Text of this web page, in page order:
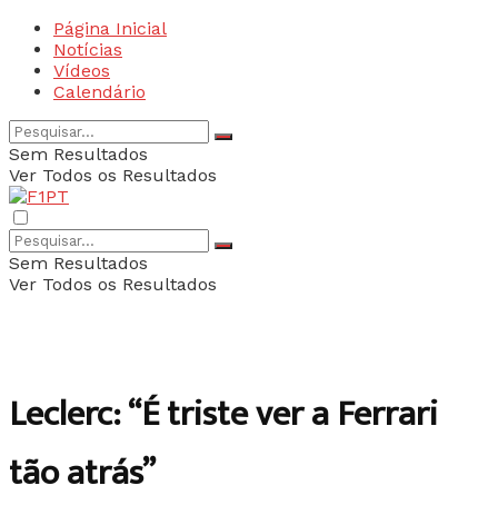
Página Inicial
Notícias
Vídeos
Calendário
Sem Resultados
Ver Todos os Resultados
Sem Resultados
Ver Todos os Resultados
Leclerc: “É triste ver a Ferrari
tão atrás”